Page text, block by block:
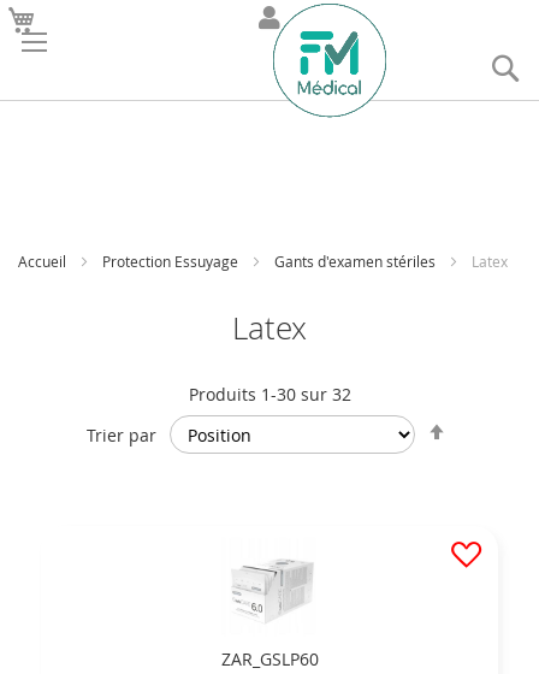
Accueil Protection Essuyage Gants d'examen stériles Latex
Latex
Produits 1-30sur 32
Trier par
ZAR_GSLP60